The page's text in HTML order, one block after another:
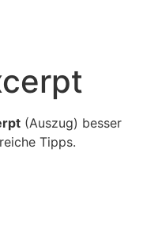
(Auszug) besser
Tipps.